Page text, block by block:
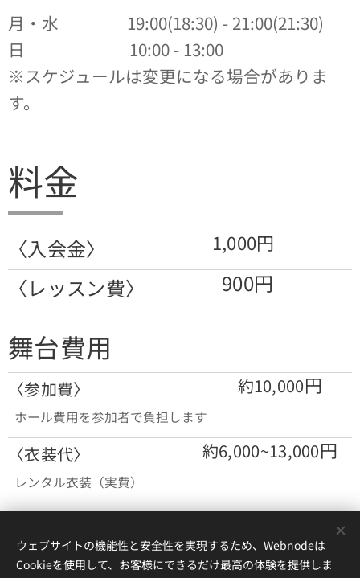
月・水 19:00(18:30) - 21:00(21:30)
日 10:00 - 13:00
※スケジュールは変更になる場合がありま
す。
料金
〈入会金〉 1,000円
〈レッスン費〉 900円
舞台費用
〈参加費〉
ホール費用を参加者で負担します
約10,000円
〈衣装代〉
レンタル衣装（実費）
約6,000~13,000円
ウェブサイトの機能性と安全性を実現するため、Webnodeは
Cookieを使用して、お客様にできるだけ最高の体験を提供しま